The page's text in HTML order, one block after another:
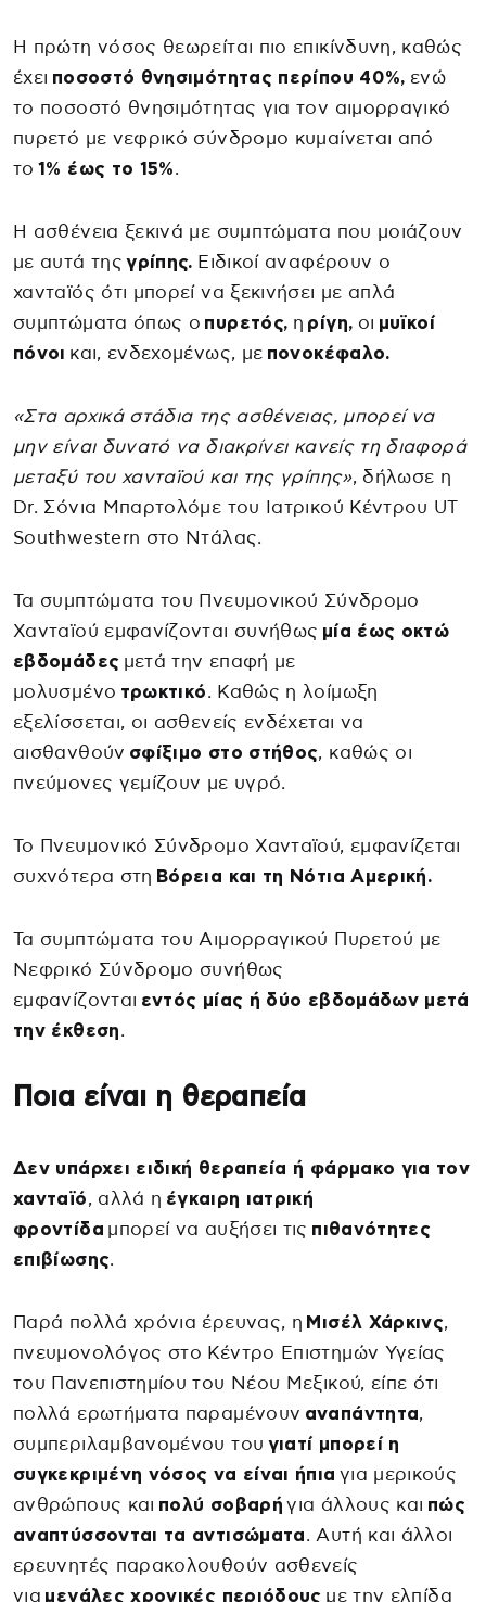
Η πρώτη νόσος θεωρείται πιο επικίνδυνη, καθώς
έχει ποσοστό θνησιμότητας περίπου 40%, ενώ
το ποσοστό θνησιμότητας για τον αιμορραγικό
πυρετό με νεφρικό σύνδρομο κυμαίνεται από
το1% έως το 15%.
Η ασθένεια ξεκινά με συμπτώματα που μοιάζουν
με αυτά τηςγρίπης. Ειδικοί αναφέρουν ο
χανταϊός ότι μπορεί να ξεκινήσει με απλά
συμπτώματα όπως ο πυρετός, η ρίγη, οι μυϊκοί
πόνοι και, ενδεχομένως, με πονοκέφαλο.
«Στα αρχικά στάδια της ασθένειας, μπορεί να
μην είναι δυνατό να διακρίνει κανείς τη διαφορά
μεταξύ του χανταϊού και της γρίπης», δήλωσε η
Dr. Σόνια Μπαρτολόμε του Ιατρικού Κέντρου UT
Southwestern στο Ντάλας.
Τα συμπτώματα του Πνευμονικού Σύνδρομο
Χανταϊού εμφανίζονται συνήθως μία έως οκτώ
εβδομάδες μετά την επαφή με
μολυσμένο τρωκτικό. Καθώς η λοίμωξη
εξελίσσεται, οι ασθενείς ενδέχεται να
αισθανθούν σφίξιμο στο στήθος, καθώς οι
πνεύμονες γεμίζουν με υγρό.
Το Πνευμονικό Σύνδρομο Χανταϊού, εμφανίζεται
συχνότερα στη Βόρεια και τη Νότια Αμερική.
Τα συμπτώματα του Αιμορραγικού Πυρετού με
Νεφρικό Σύνδρομο συνήθως
εμφανίζονται εντός μίας ή δύο εβδομάδων μετά
την έκθεση.
Ποια είναι η θεραπεία
Δεν υπάρχει ειδική θεραπεία ή φάρμακο για τον
χανταϊό, αλλά η έγκαιρη ιατρική
φροντίδα μπορεί να αυξήσει τις πιθανότητες
επιβίωσης.
Παρά πολλά χρόνια έρευνας, η Μισέλ Χάρκινς,
πνευμονολόγος στο Κέντρο Επιστημών Υγείας
του Πανεπιστημίου του Νέου Μεξικού, είπε ότι
πολλά ερωτήματα παραμένουν αναπάντητα,
συμπεριλαμβανομένου του γιατί μπορεί η
συγκεκριμένη νόσος να είναι ήπια για μερικούς
ανθρώπους και πολύ σοβαρή για άλλους και πώς
αναπτύσσονται τα αντισώματα. Αυτή και άλλοι
ερευνητές παρακολουθούν ασθενείς
για μεγάλες χρονικές περιόδους με την ελπίδα